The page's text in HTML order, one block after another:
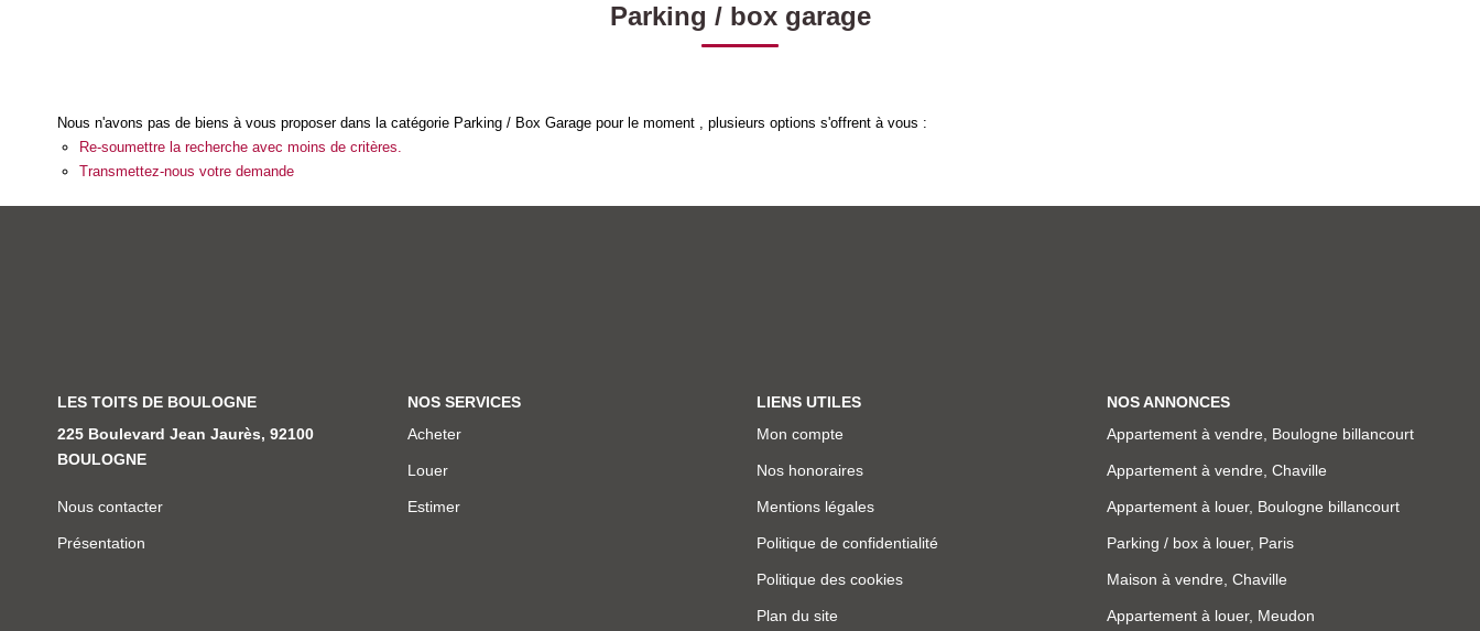
Parking / box garage
Nous n'avons pas de biens à vous proposer dans la catégorie Parking / Box Garage pour le moment , plusieurs options s'offrent à vous :
Re-soumettre la recherche avec moins de critères.
Transmettez-nous votre demande
LES TOITS DE BOULOGNE
225 Boulevard Jean Jaurès, 92100
BOULOGNE
Nous contacter
Présentation
NOS SERVICES
Acheter
Louer
Estimer
LIENS UTILES
Mon compte
Nos honoraires
Mentions légales
Politique de confidentialité
Politique des cookies
Plan du site
NOS ANNONCES
Appartement à vendre, Boulogne billancourt
Appartement à vendre, Chaville
Appartement à louer, Boulogne billancourt
Parking / box à louer, Paris
Maison à vendre, Chaville
Appartement à louer, Meudon